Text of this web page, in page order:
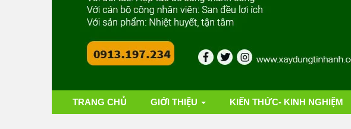
TRANG CHỦ GIỚI THIỆU KIẾN THỨC- KINH NGHIỆM